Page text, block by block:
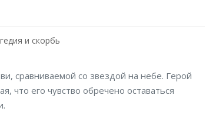
и скорбь
сравниваемой со звездой на небе. Герой
что его чувство обречено оставаться